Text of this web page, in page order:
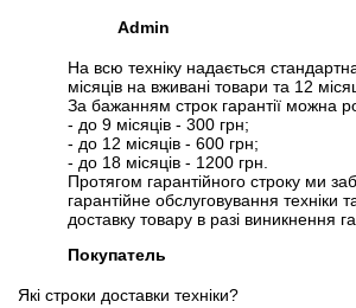
Admin
На всю техніку надається
місяців на вживані товари та 12
За бажанням строк гарантії можна
- до 9 місяців - 300 грн;
- до 12 місяців - 600 грн;
- до 18 місяців - 1200 грн.
Протягом гарантійного строку ми
гарантійне обслуговування техніки
доставку товару в разі виникнення
Покупатель
Які строки доставки техніки?